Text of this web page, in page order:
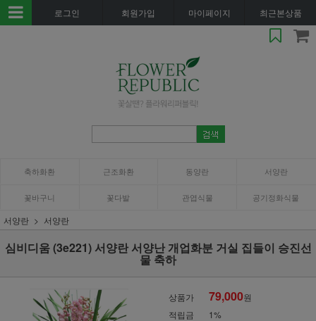
로그인 회원가입 마이페이지 최근본상품
축하화환 근조화환 동양란 서양란
꽃바구니 꽃다발 관엽식물 공기정화식물
서양란 서양란
심비디움 (3e221) 서양란 서양난 개업화분 거실 집들이 승진선
물 축하
상품가 79,000원
적립금
1%